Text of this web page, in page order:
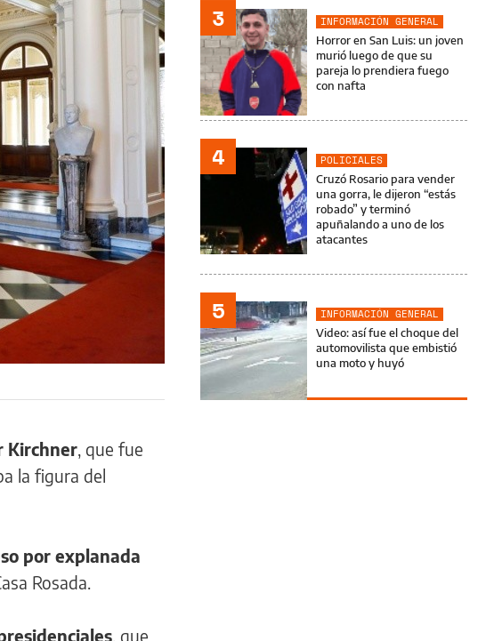
Kirchner , que fue
la figura del
por explanada
Rosada.
, que
3
INFORMACIÓN GENERAL
Horror en San Luis: un joven
murió luego de que su
pareja lo prendiera fuego
con nafta
4
POLICIALES
Cruzó Rosario para vender
una gorra, le dijeron “estás
robado” y terminó
apuñalando a uno de los
atacantes
5
INFORMACIÓN GENERAL
Video: así fue el choque del
automovilista que embistió
una moto y huyó